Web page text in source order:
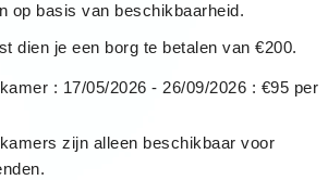
op basis van beschikbaarheid.
dien je een borg te betalen van €200.
: 17/05/2026 - 26/09/2026 : €95 per
zijn alleen beschikbaar voor